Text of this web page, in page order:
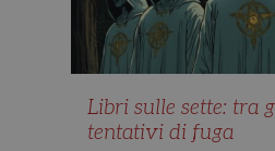
Libri sulle sette: tra
tentativi di fuga